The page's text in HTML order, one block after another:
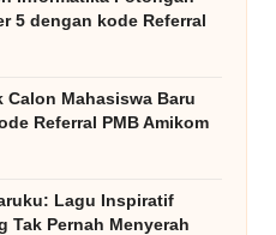
5 dengan kode Referral
Calon Mahasiswa Baru
Referral PMB Amikom
Lagu Inspiratif
Tak Pernah Menyerah